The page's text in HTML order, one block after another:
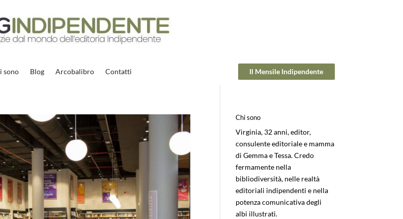
sono Blog Arcobalibro Contatti Il Mensile Indipendente
Chi sono
Virginia, 32 anni, editor,
consulente editoriale e mamma
di Gemma e Tessa. Credo
fermamente nella
bibliodiversità, nelle realtà
editoriali indipendenti e nella
potenza comunicativa degli
albi illustrati.